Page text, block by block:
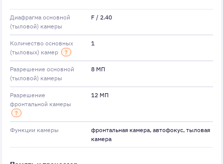
Диафрагма основной
(тыловой) камеры
F / 2.40
Количество основных
(тыловых) камер
?
1
Разрешение основной
(тыловой) камеры
8 МП
Разрешение
фронтальной камеры
?
12 МП
Функции камеры
фронтальная камера, автофокус, тыловая
камера